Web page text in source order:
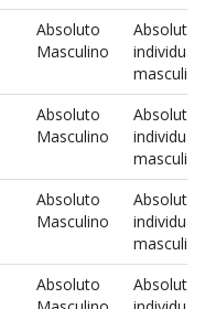
Absoluto
Masculino
Absoluto
individual
masculino
Absoluto
Masculino
Absoluto
individual
masculino
Absoluto
Masculino
Absoluto
individual
masculino
Absoluto
Absoluto